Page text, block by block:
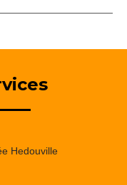
Hedouville